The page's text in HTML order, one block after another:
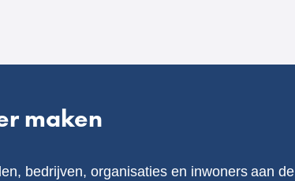
maken
bedrijven, organisaties en inwoners aan de